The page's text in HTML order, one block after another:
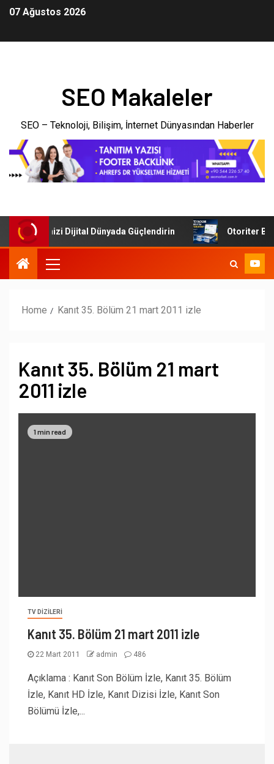
07 Ağustos 2026
SEO Makaleler
SEO – Teknoloji, Bilişim, İnternet Dünyasından Haberler
İşletmenizi Dijital Dünyada Güçlendirin Otoriter
Home Kanıt 35. Bölüm 21 mart 2011 izle
Kanıt 35. Bölüm 21 mart
2011 izle
1 min read
TV DIZILERI
Kanıt 35. Bölüm 21 mart 2011 izle
22 Mart 2011 admin 486
Açıklama : Kanıt Son Bölüm İzle, Kanıt 35. Bölüm
İzle, Kanıt HD İzle, Kanıt Dizisi İzle, Kanıt Son
Bölümü İzle,...